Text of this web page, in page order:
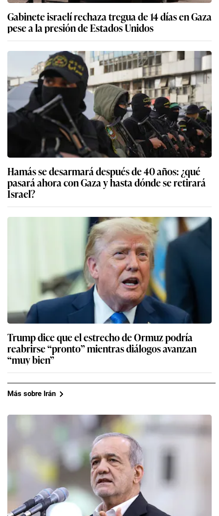
Gabinete israelí rechaza tregua de 14 días en Gaza
pese a la presión de Estados Unidos
Hamás se desarmará después de 40 años: ¿qué
pasará ahora con Gaza y hasta dónde se retirará
Israel?
Trump dice que el estrecho de Ormuz podría
reabrirse “pronto” mientras diálogos avanzan
“muy bien”
Más sobre Irán